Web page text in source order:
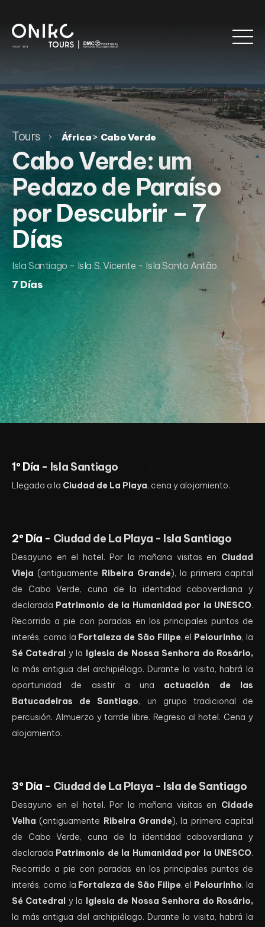
Tours África > Cabo Verde
Cabo Verde: um
Pedazo de Paraíso
por Descubrir – 7
Días
Isla Santiago - Isla S. Vicente - Isla Santo Antão
7 Días
1º Día - Isla Santiago
Llegada a la Ciudad de La Playa, cena y alojamiento.
2º Día - Ciudad de La Playa - Isla Santiago
Desayuno en el hotel. Por la mañana visitas en Ciudad
Vieja (antiguamente Ribeira Grande), la primera capital
de Cabo Verde, cuna de la identidad caboverdiana y
declarada Patrimonio de la Humanidad por la UNESCO.
Recorrido a pie con paradas en los principales puntos de
interés, como la Fortaleza de São Filipe, el Pelourinho, la
Sé Catedral y la Iglesia de Nossa Senhora do Rosário,
la más antigua del archipiélago. Durante la visita, habrá la
oportunidad de asistir a una actuación de las
Batucadeiras de Santiago, un grupo tradicional de
percusión. Almuerzo y tarrde libre. Regreso al hotel. Cena y
alojamiento.
3º Día - Ciudad de La Playa - Isla de Santiago
Desayuno en el hotel. Por la mañana visitas en Cidade
Velha (antiguamente Ribeira Grande), la primera capital
de Cabo Verde, cuna de la identidad caboverdiana y
declarada Patrimonio de la Humanidad por la UNESCO.
Recorrido a pie con paradas en los principales puntos de
interés, como la Fortaleza de São Filipe, el Pelourinho, la
Sé Catedral y la Iglesia de Nossa Senhora do Rosário,
la más antigua del archipiélago. Durante la visita, habrá la